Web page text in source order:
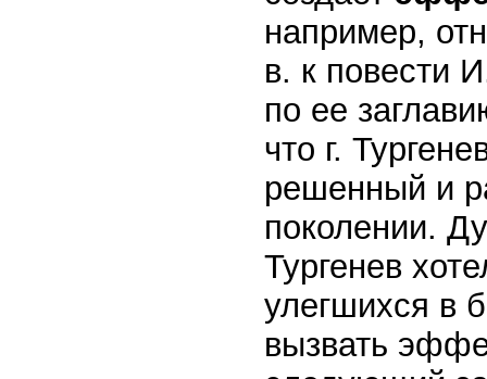
например,
в. к повести
по ее
что г.
решенный и
поколении.
Тургенев
улегшихся в
вызвать